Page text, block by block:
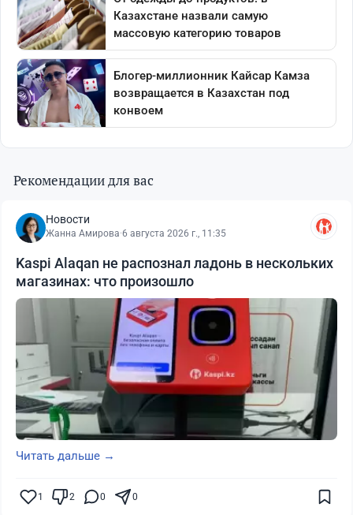
Рекомендации для вас
Новости
Жанна Амирова·6 августа 2026 г., 11:35
Kaspi Alaqan не распознал ладонь в нескольких
магазинах: что произошло
Читать дальше →
1 2 0 0